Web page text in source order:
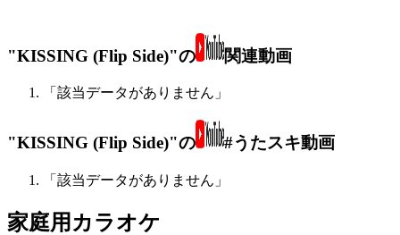
"KISSING (Flip Side)"の 関連動画
「該当データがありません」
"KISSING (Flip Side)"の #うたスキ動画
「該当データがありません」
家庭用カラオケ